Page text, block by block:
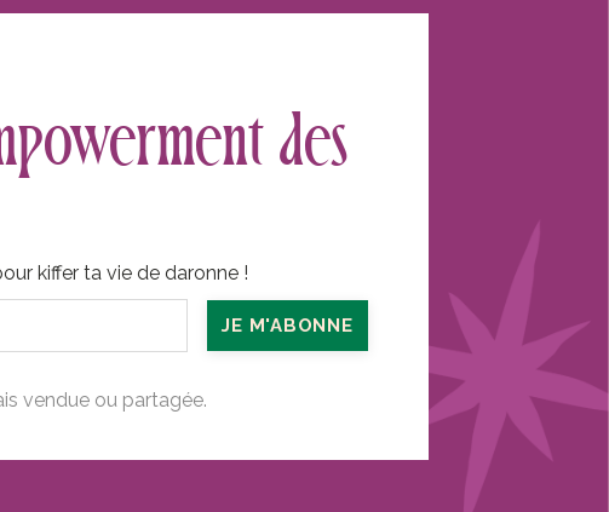
des
kiffer ta vie de daronne !
JE M'ABONNE
vendue ou partagée.